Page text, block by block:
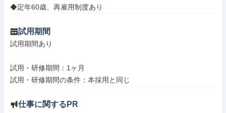
◆定年60歳、再雇用制度あり
試用期間
試用期間あり
試用・研修期間：1ヶ月
仕事に関するPR